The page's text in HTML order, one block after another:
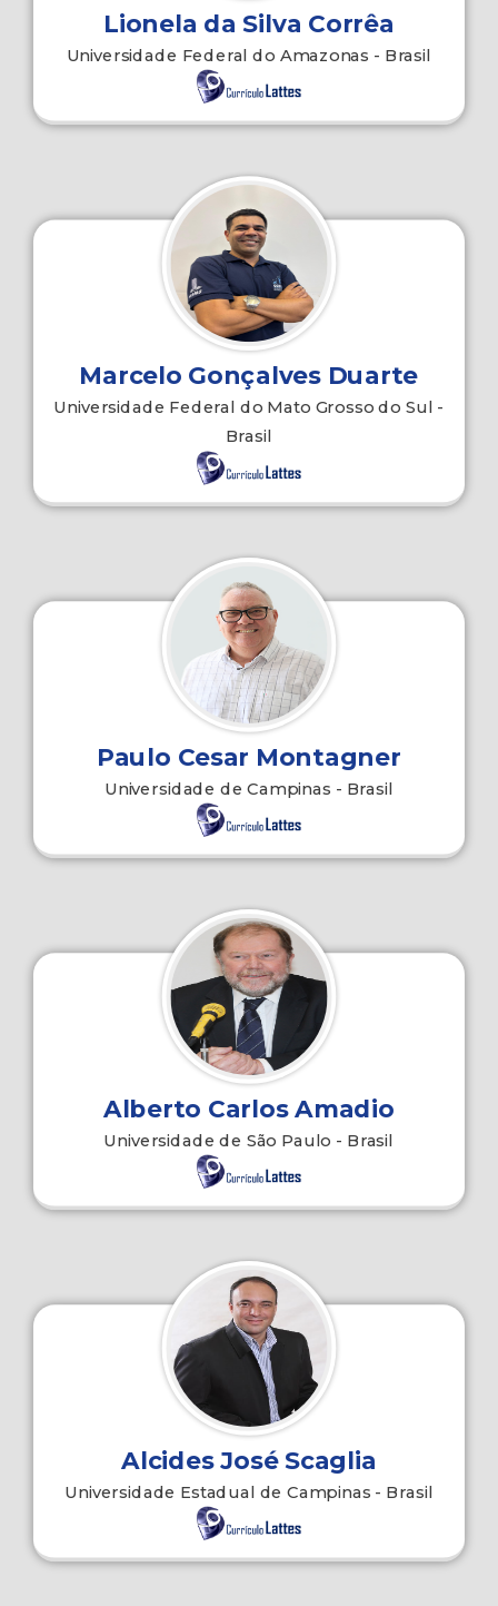
Lionela da Silva Corrêa
Universidade Federal do Amazonas - Brasil
Marcelo Gonçalves Duarte
Universidade Federal do Mato Grosso do Sul -
Brasil
Paulo Cesar Montagner
Universidade de Campinas - Brasil
Alberto Carlos Amadio
Universidade de São Paulo - Brasil
Alcides José Scaglia
Universidade Estadual de Campinas - Brasil